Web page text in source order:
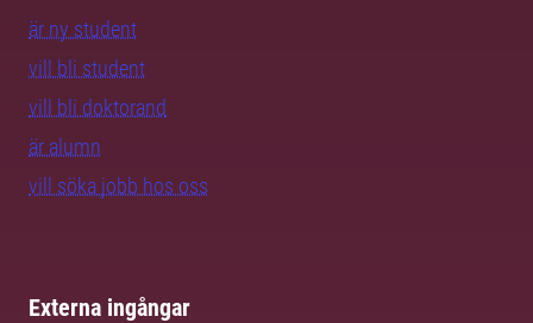
är ny student
vill bli student
vill bli doktorand
är alumn
vill söka jobb hos oss
Externa ingångar